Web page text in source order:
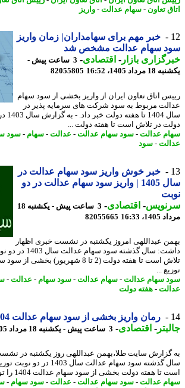
تعاون-سهام عدالت-واریز
خبر مهم برای سهامداران| زمان واریز
سهام عدالت مشخص شد
بازار- اقتصادی- 3 ساعت پیش -
1405، 16:52
82055805
اتاق تعاون ایران از واریز بخشی از سود سهام
مربوط به سود شرکت های سرمایه پذیر در
سال 1404 تا هفته
در تلاش است تا هفته دولت ...
عدالت-سود سهام عدالت-عدالت-سهام-سود سهام
-سود
خبر خوش واریز سود سهام عدالت در
سال 1405 | واریز سود سهام عدالت در دو
-اقتصادی-
3 ساعت پیش - یکشنبه 18
16:33
82055665
عبداللهی امروز یکشنبه در نشست خبری اظهار
داشت: سال گذشته سود سهام
...
سهام عدالت-سهام عدالت-سود سهام-عدالت-سهام
-هفته دولت
رمان واریز بخشی از سود سهام عدالت 1404
-اقتصادی-3 ساعت پیش - یکشنبه 18 مرداد 1405، 16:27
سایت طلا،بهمن عبداللهی روز یکشنبه در نشست
سال گذشته سود سهام عدالت سال 1403
هفته دولت بخشی از سود سهام عدالت 1404 را توزیع کند.
عدالت-سود سهام عدالت-عدالت-سود سهام-سهام